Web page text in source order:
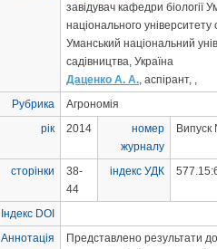
завідувач кафедри біології
національного університету
Уманський національний
садівництва, Україна
Даценко А. А., аспірант, ,
Рубрика
Агрономія
рік
2014
номер
журналу
сторінки
38-
44
індекс УДК
Індекс DOI
Аннотація
Представлено результати